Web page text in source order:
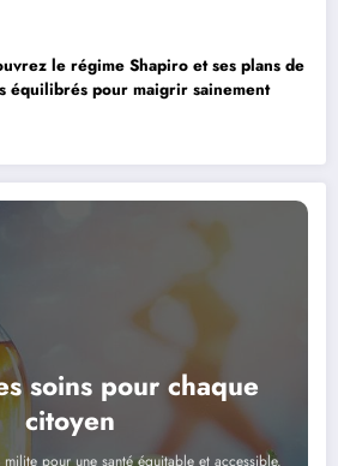
le régime Shapiro et ses plans de
équilibrés pour maigrir sainement
soins pour chaque
citoyen
pour une santé équitable et accessible.